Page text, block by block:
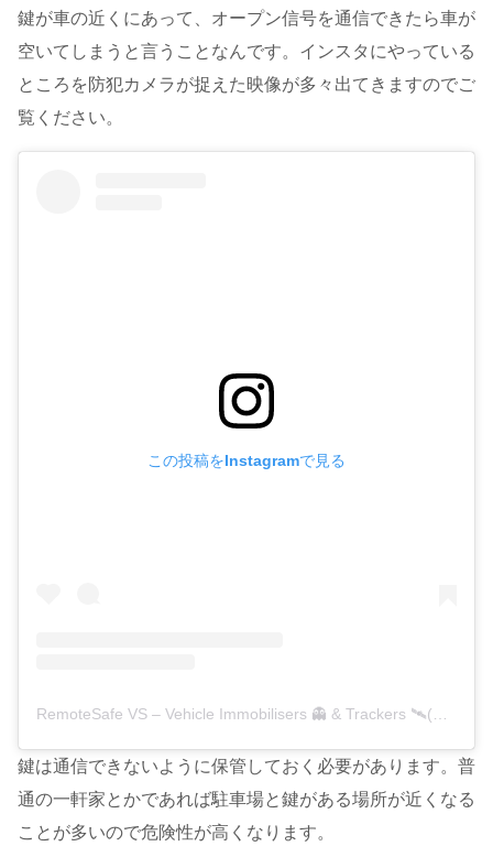
鍵が車の近くにあって、オープン信号を通信できたら車が
空いてしまうと言うことなんです。インスタにやっている
ところを防犯カメラが捉えた映像が多々出てきますのでご
覧ください。
この投稿をInstagramで見る
鍵は通信できないように保管しておく必要があります。普
通の一軒家とかであれば駐車場と鍵がある場所が近くなる
ことが多いので危険性が高くなります。